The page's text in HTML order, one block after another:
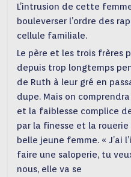
L’intrusion de cette
bouleverser l’ordre des
cellule familiale.
Le père et les trois frères
depuis trop longtemps
de Ruth à leur gré en
dupe. Mais on
et la faiblesse complice
par la finesse et la
belle jeune femme. « J’ai
faire une saloperie, tu
nous, elle va se